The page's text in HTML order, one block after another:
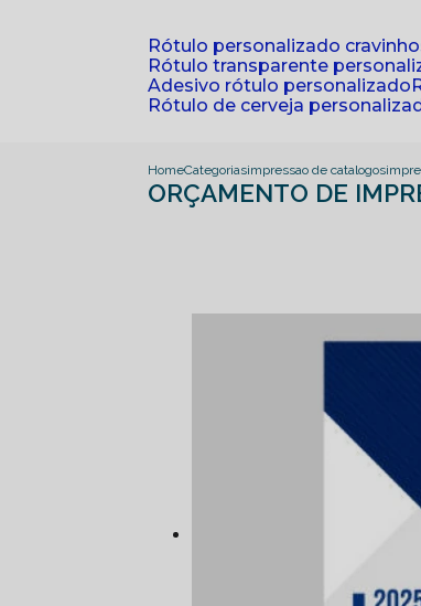
rótulo personalizado
rótulo transparente
adesivo rótulo personalizado
rótulo de cerveja
HomeCategoriasimpressao de catalogos
ORÇAMENTO DE